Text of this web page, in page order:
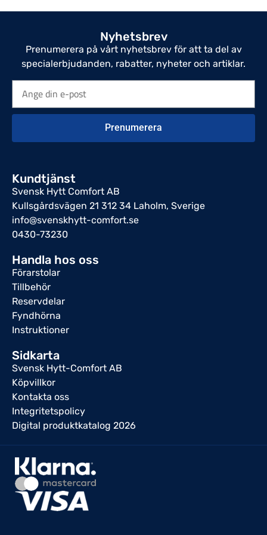
Nyhetsbrev
Prenumerera på vårt nyhetsbrev för att ta del av
specialerbjudanden, rabatter, nyheter och artiklar.
Prenumerera
Kundtjänst
Svensk Hytt Comfort AB
Kullsgårdsvägen 21 312 34 Laholm, Sverige
info@svenskhytt-comfort.se
0430-73230
Handla hos oss
Förarstolar
Tillbehör
Reservdelar
Fyndhörna
Instruktioner
Sidkarta
Svensk Hytt-Comfort AB
Köpvillkor
Kontakta oss
Integritetspolicy
Digital produktkatalog 2026